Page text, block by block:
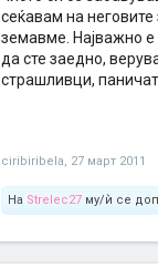
сеќавам на
земавме. Најважно
да сте заедно,
страшливци,
ciribiribela, 27 март 2011
На Strelec27 му/ѝ се